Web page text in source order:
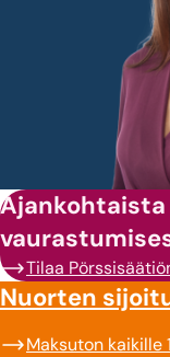
Tilaa
Nuorten
Maksuton kaikille